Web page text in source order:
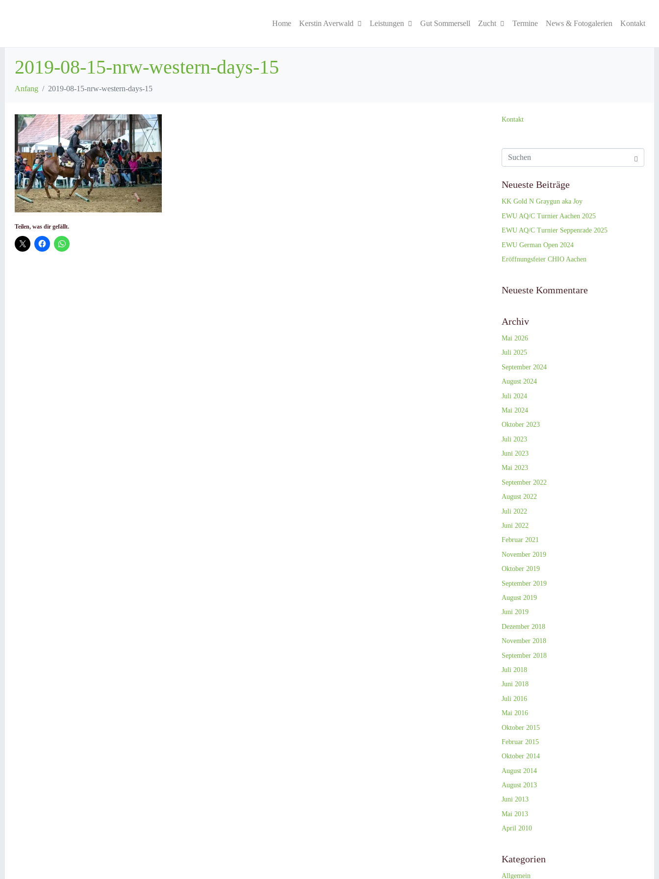
Home Kerstin Averwald Leistungen Gut Sommersell Zucht Termine News & Fotogalerien Kontakt
2019-08-15-nrw-western-days-15
Anfang 2019-08-15-nrw-western-days-15
Teilen, was dir gefällt.
Kontakt
Neueste Beiträge
KK Gold N Graygun aka Joy
EWU AQ/C Turnier Aachen 2025
EWU AQ/C Turnier Seppenrade 2025
EWU German Open 2024
Eröffnungsfeier CHIO Aachen
Neueste Kommentare
Archiv
Mai 2026
Juli 2025
September 2024
August 2024
Juli 2024
Mai 2024
Oktober 2023
Juli 2023
Juni 2023
Mai 2023
September 2022
August 2022
Juli 2022
Juni 2022
Februar 2021
November 2019
Oktober 2019
September 2019
August 2019
Juni 2019
Dezember 2018
November 2018
September 2018
Juli 2018
Juni 2018
Juli 2016
Mai 2016
Oktober 2015
Februar 2015
Oktober 2014
August 2014
August 2013
Juni 2013
Mai 2013
April 2010
Kategorien
Allgemein